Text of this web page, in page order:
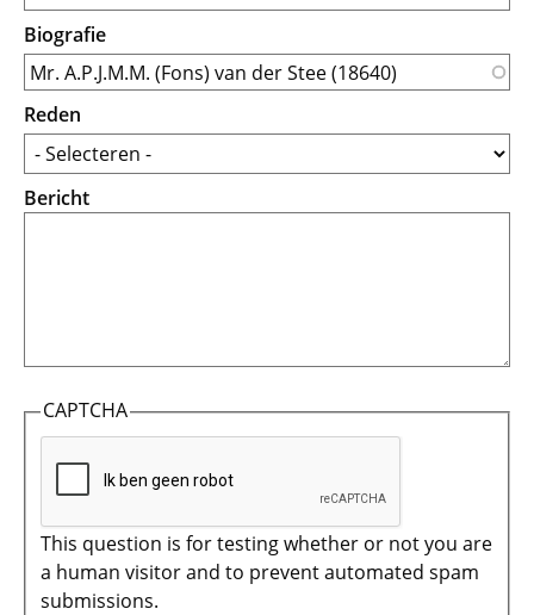
Biografie
Reden
Bericht
CAPTCHA
This question is for testing whether or not you are
a human visitor and to prevent automated spam
submissions.